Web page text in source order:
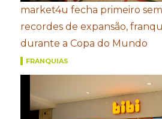
market4u fecha primeiro
recordes de expansão,
durante a Copa do Mundo
FRANQUIAS